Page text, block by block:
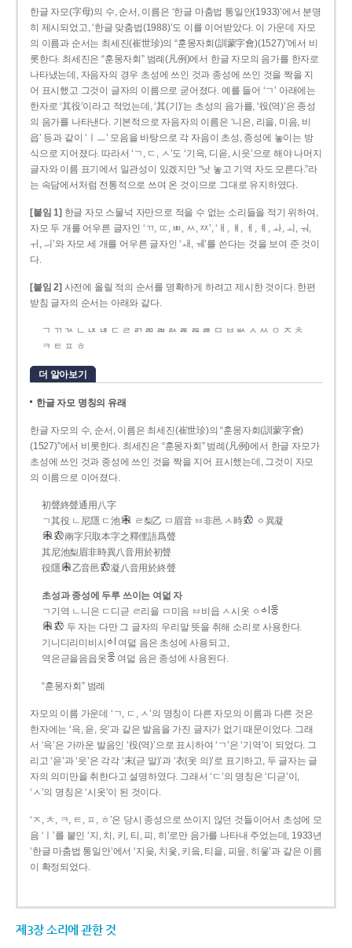
한글 자모(字母)의 수, 순서, 이름은 ‘한글 마춤법 통일안(1933)’에서 분명
히 제시되었고, ‘한글 맞춤법(1988)’도 이를 이어받았다. 이 가운데 자모
의 이름과 순서는 최세진(崔世珍)의 “훈몽자회(訓蒙字會)(1527)”에서 비
롯한다. 최세진은 “훈몽자회” 범례(凡例)에서 한글 자모의 음가를 한자로
나타냈는데, 자음자의 경우 초성에 쓰인 것과 종성에 쓰인 것을 짝을 지
어 표시했고 그것이 글자의 이름으로 굳어졌다. 예를 들어 ‘ㄱ’ 아래에는
한자로 ‘其役’이라고 적었는데, ‘其(기)’는 초성의 음가를, ‘役(역)’은 종성
의 음가를 나타낸다. 기본적으로 자음자의 이름은 ‘니은, 리을, 미음, 비
읍’ 등과 같이 ‘ㅣㅡ’ 모음을 바탕으로 각 자음이 초성, 종성에 놓이는 방
식으로 지어졌다. 따라서 ‘ㄱ, ㄷ, ㅅ’도 ‘기윽, 디읃, 시읏’으로 해야 나머지
글자와 이름 표기에서 일관성이 있겠지만 “낫 놓고 기역 자도 모른다.”라
는 속담에서처럼 전통적으로 쓰여 온 것이므로 그대로 유지하였다.
[붙임 1] 한글 자모 스물넉 자만으로 적을 수 없는 소리들을 적기 위하여,
자모 두 개를 어우른 글자인 ‘ㄲ, ㄸ, ㅃ, ㅆ, ㅉ’, ‘ㅐ, ㅒ, ㅔ, ㅖ, ㅘ, ㅚ, ㅝ,
ㅟ, ㅢ’와 자모 세 개를 어우른 글자인 ‘ㅙ, ㅞ’를 쓴다는 것을 보여 준 것이
다.
[붙임 2] 사전에 올릴 적의 순서를 명확하게 하려고 제시한 것이다. 한편
받침 글자의 순서는 아래와 같다.
ㄱ ㄲ ㄳ ㄴ ㄵ ㄶ ㄷ ㄹ ㄺ ㄻ ㄼ ㄽ ㄾ ㄿ ㅀ ㅁ ㅂ ㅄ ㅅ ㅆ ㅇ ㅈ ㅊ
ㅋ ㅌ ㅍ ㅎ
더 알아보기
한글 자모 명칭의 유래
한글 자모의 수, 순서, 이름은 최세진(崔世珍)의 “훈몽자회(訓蒙字會)
(1527)”에서 비롯한다. 최세진은 “훈몽자회” 범례(凡例)에서 한글 자모가
초성에 쓰인 것과 종성에 쓰인 것을 짝을 지어 표시했는데, 그것이 자모
의 이름으로 이어졌다.
初聲終聲通用八字
ㄱ其役 ㄴ尼隱 ㄷ池
ㄹ梨乙 ㅁ眉音 ㅂ非邑 ㅅ時
ㆁ異凝
兩字只取本字之釋俚語爲聲
其尼池梨眉非時異八音用於初聲
役隱
乙音邑 凝八音用於終聲
초성과 종성에 두루 쓰이는 여덟 자
ㄱ기역 ㄴ니은 ㄷ디귿 ㄹ리을 ㅁ미음 ㅂ비읍 ㅅ시옷 ㆁ
두 자는 다만 그 글자의 우리말 뜻을 취해 소리로 사용한다.
기니디리미비시
여덟 음은 초성에 사용되고,
역은귿을음읍옷
여덟 음은 종성에 사용된다.
“훈몽자회” 범례
자모의 이름 가운데 ‘ㄱ, ㄷ, ㅅ’의 명칭이 다른 자모의 이름과 다른 것은
한자에는 ‘윽, 읃, 읏’과 같은 발음을 가진 글자가 없기 때문이었다. 그래
서 ‘윽’은 가까운 발음인 ‘役(역)’으로 표시하여 ‘ㄱ’은 ‘기역’이 되었다. 그
리고 ‘읃’과 ‘읏’은 각각 ‘末(귿 말)’과 ‘衣(옷 의)’로 표기하고, 두 글자는 글
자의 의미만을 취한다고 설명하였다. 그래서 ‘ㄷ’의 명칭은 ‘디귿’이,
‘ㅅ’의 명칭은 ‘시옷’이 된 것이다.
‘ㅈ, ㅊ, ㅋ, ㅌ, ㅍ, ㅎ’은 당시 종성으로 쓰이지 않던 것들이어서 초성에 모
음 ‘ㅣ’를 붙인 ‘지, 치, 키, 티, 피, 히’로만 음가를 나타내 주었는데, 1933년
‘한글 마춤법 통일안’에서 ‘지읒, 치읓, 키읔, 티읕, 피읖, 히읗’과 같은 이름
이 확정되었다.
제3장 소리에 관한 것